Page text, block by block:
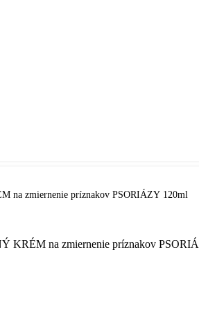
na zmiernenie príznakov PSORIÁZY 120ml